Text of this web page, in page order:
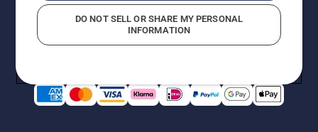
tenzij het product beschikbaar is voor directe aankoop.
CookiebeleidGebruiksvoorwaarden Privacyverklaring
BedrijfsgegevensReport Suspected Violations
DO NOT SELL OR SHARE MY PERSONAL
INFORMATION